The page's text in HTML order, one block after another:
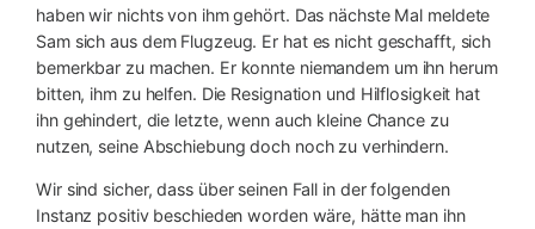
haben wir nichts von ihm gehört. Das nächste Mal meldete
Sam sich aus dem Flugzeug. Er hat es nicht geschafft, sich
bemerkbar zu machen. Er konnte niemandem um ihn herum
bitten, ihm zu helfen. Die Resignation und Hilflosigkeit hat
ihn gehindert, die letzte, wenn auch kleine Chance zu
nutzen, seine Abschiebung doch noch zu verhindern.
Wir sind sicher, dass über seinen Fall in der folgenden
Instanz positiv beschieden worden wäre, hätte man ihn